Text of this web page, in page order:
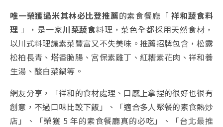
唯一榮獲過米其林必比登推薦的素食餐廳「祥和蔬食料
理 」，是一家川菜蔬食料理，菜色全都採用天然食材，
以川式料理讓素菜豐富又不失美味。推薦招牌包含，松露
松柏長青、塔香脆腸、宮保素雞丁、紅糟素花肉、祥和養
生湯、酸白菜鍋等。
網友分享，「祥和的食材處理、口感上拿捏的很好也很有
創意，不過口味比較下飯」、「適合多人聚餐的素食熱炒
店」、「榮獲 5 年的素食餐廳真的必吃」、「台北最推